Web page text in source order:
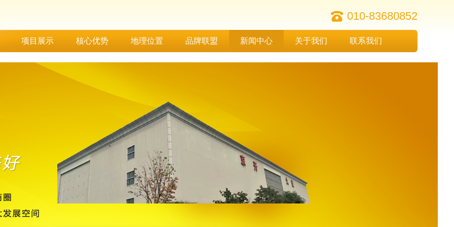
010-83680852
项目展示 核心优势 地理位置 品牌联盟 新闻中心 关于我们 联系我们